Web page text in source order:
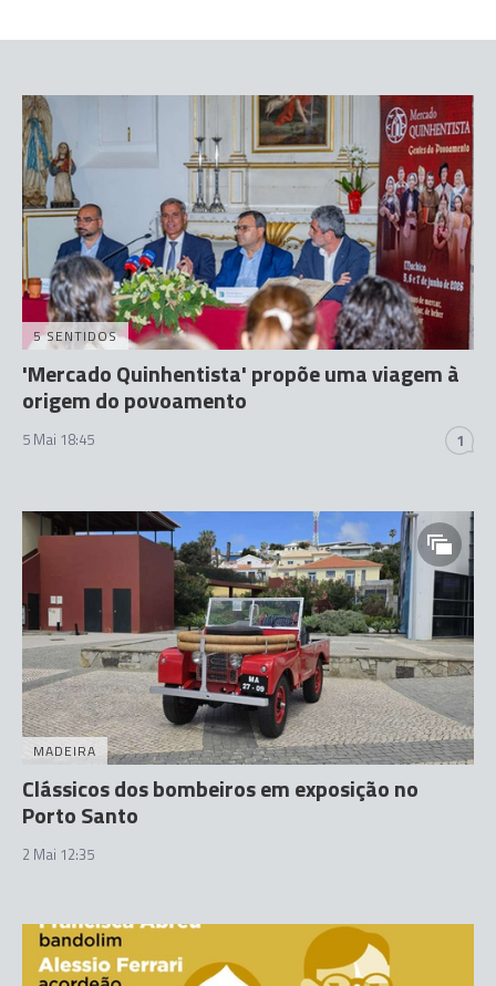
5 SENTIDOS
'Mercado Quinhentista' propõe uma viagem à
origem do povoamento
5 Mai 18:45 1
MADEIRA
Clássicos dos bombeiros em exposição no
Porto Santo
2 Mai 12:35